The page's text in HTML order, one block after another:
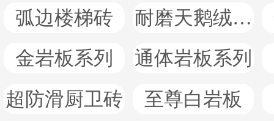
弧边楼梯砖
耐磨天鹅绒系列
金岩板系列
通体岩板系列
超防滑厨卫砖
至尊白岩板